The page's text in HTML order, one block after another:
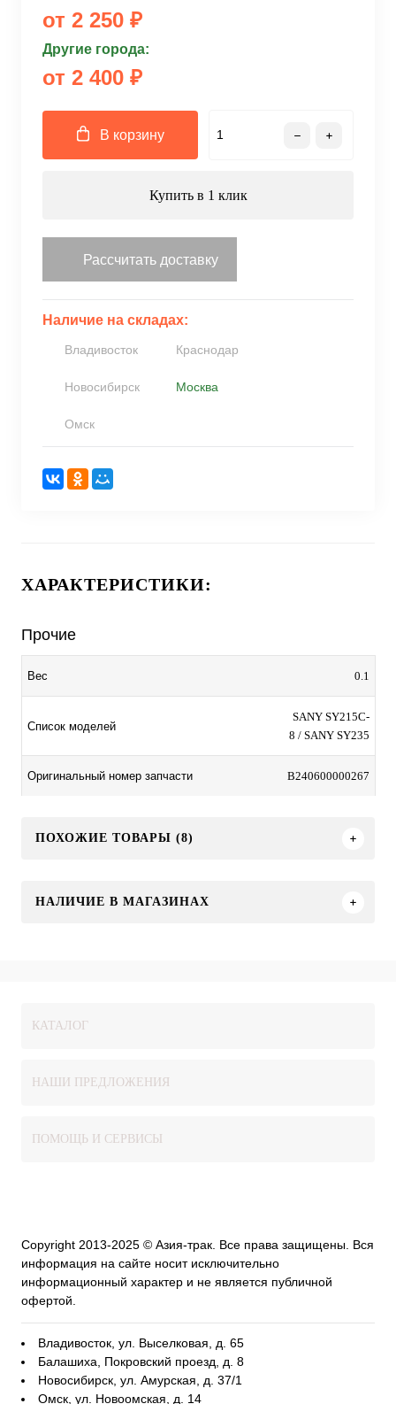
от 2 250 ₽
Другие города:
от 2 400 ₽
В корзину
Купить в 1 клик
Рассчитать доставку
Наличие на складах:
Владивосток Краснодар
Новосибирск Москва
Омск
ХАРАКТЕРИСТИКИ:
Прочие
Вес 0.1
Список моделей
SANY SY215C-
8 / SANY SY235
Оригинальный номер запчасти B240600000267
ПОХОЖИЕ ТОВАРЫ (8)
НАЛИЧИЕ В МАГАЗИНАХ
КАТАЛОГ
НАШИ ПРЕДЛОЖЕНИЯ
ПОМОЩЬ И СЕРВИСЫ
Copyright 2013-2025 © Азия-трак. Все права защищены. Вся
информация на сайте носит исключительно
информационный характер и не является публичной
офертой.
Владивосток, ул. Выселковая, д. 65
Балашиха, Покровский проезд, д. 8
Новосибирск, ул. Амурская, д. 37/1
Омск, ул. Новоомская, д. 14